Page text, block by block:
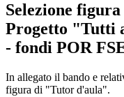
Selezione
Progetto "Tutti
- fondi POR
In allegato il bando e
figura di "Tutor d'aula".